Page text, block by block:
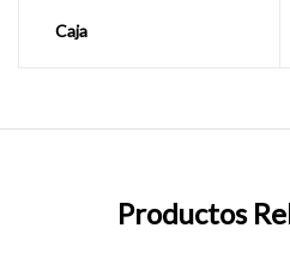
Caja
Productos